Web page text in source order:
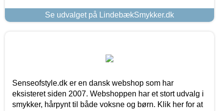
Se udvalget på LindebækSmykker.dk
Senseofstyle.dk er en dansk webshop som har
eksisteret siden 2007. Webshoppen har et stort udvalg i
smykker, hårpynt til både voksne og børn. Klik her for at